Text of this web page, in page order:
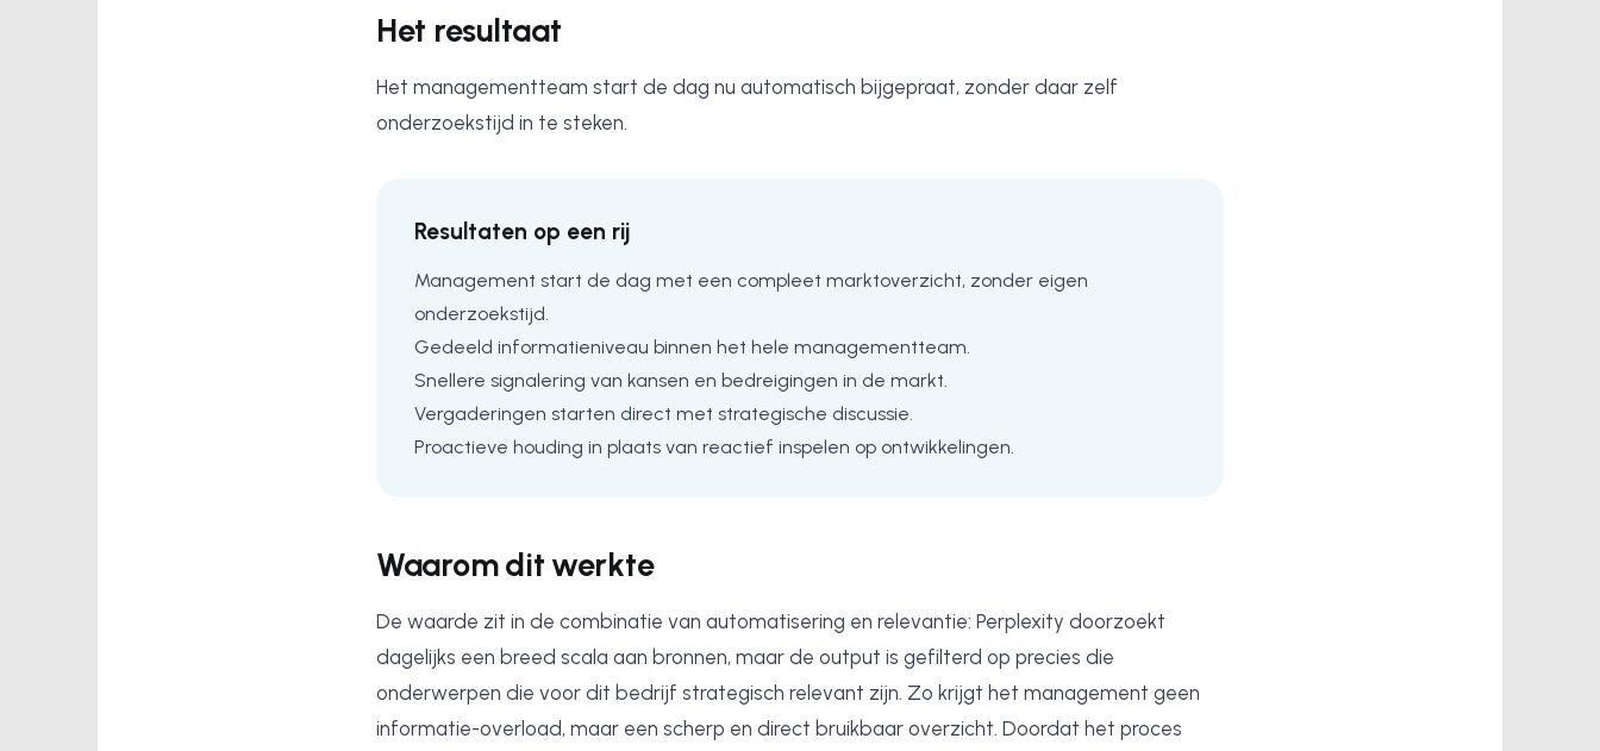
Het resultaat
Het managementteam start de dag nu automatisch bijgepraat, zonder daar zelf
onderzoekstijd in te steken.
Resultaten op een rij
Management start de dag met een compleet marktoverzicht, zonder eigen
onderzoekstijd.
Gedeeld informatieniveau binnen het hele managementteam.
Snellere signalering van kansen en bedreigingen in de markt.
Vergaderingen starten direct met strategische discussie.
Proactieve houding in plaats van reactief inspelen op ontwikkelingen.
Waarom dit werkte
De waarde zit in de combinatie van automatisering en relevantie: Perplexity doorzoekt
dagelijks een breed scala aan bronnen, maar de output is gefilterd op precies die
onderwerpen die voor dit bedrijf strategisch relevant zijn. Zo krijgt het management geen
informatie-overload, maar een scherp en direct bruikbaar overzicht. Doordat het proces